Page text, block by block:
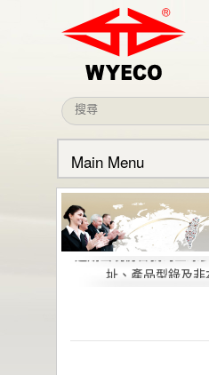
本公司名義
近期出現仿冒我司全球
址、產品型錄及
助力石化與特殊化